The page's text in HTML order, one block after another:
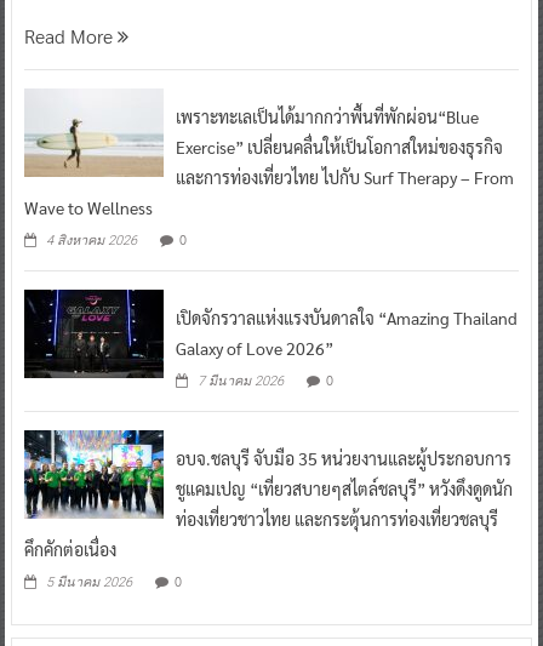
Read More
เพราะทะเลเป็นได้มากกว่าพื้นที่พักผ่อน“Blue
Exercise” เปลี่ยนคลื่นให้เป็นโอกาสใหม่ของธุรกิจ
และการท่องเที่ยวไทย ไปกับ Surf Therapy – From
Wave to Wellness
4 สิงหาคม 2026 0
เปิดจักรวาลแห่งแรงบันดาลใจ “Amazing Thailand
Galaxy of Love 2026”
7 มีนาคม 2026 0
อบจ.ชลบุรี จับมือ 35 หน่วยงานและผู้ประกอบการ
ชูแคมเปญ “เที่ยวสบายๆสไตล์ชลบุรี” หวังดึงดูดนัก
ท่องเที่ยวชาวไทย และกระตุ้นการท่องเที่ยวชลบุรี
คึกคักต่อเนื่อง
5 มีนาคม 2026 0